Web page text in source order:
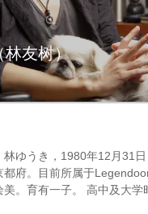
林友树）
林ゆうき，1980年12月31
都府。目前所属于
美。育有一子。 高中及大学